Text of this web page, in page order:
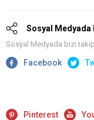
Sosyal Medyada
Sosyal Medyada bizi
Facebook
Pinterest